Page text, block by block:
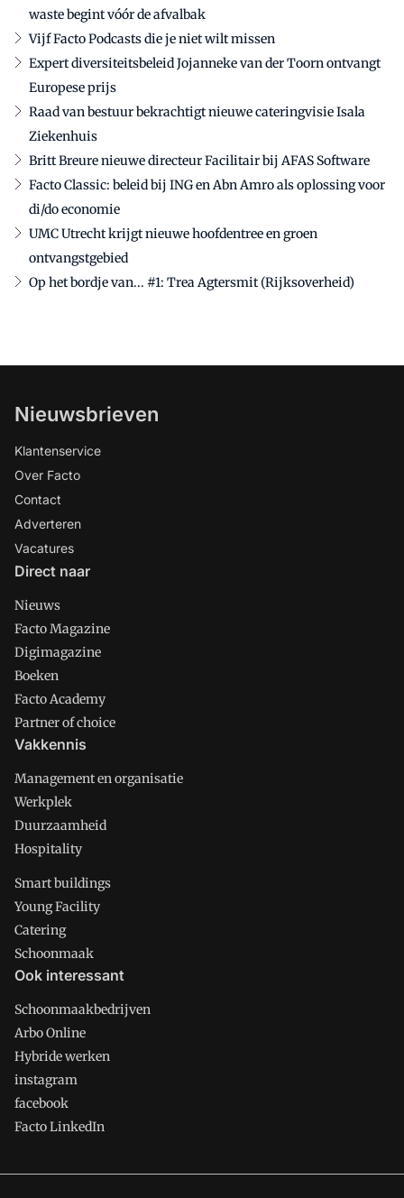
waste begint vóór de afvalbak
Vijf Facto Podcasts die je niet wilt missen
Expert diversiteitsbeleid Jojanneke van der Toorn ontvangt
Europese prijs
Raad van bestuur bekrachtigt nieuwe cateringvisie Isala
Ziekenhuis
Britt Breure nieuwe directeur Facilitair bij AFAS Software
Facto Classic: beleid bij ING en Abn Amro als oplossing voor
di/do economie
UMC Utrecht krijgt nieuwe hoofdentree en groen
ontvangstgebied
Op het bordje van... #1: Trea Agtersmit (Rijksoverheid)
Nieuwsbrieven
Klantenservice
Over Facto
Contact
Adverteren
Vacatures
Direct naar
Nieuws
Facto Magazine
Digimagazine
Boeken
Facto Academy
Partner of choice
Vakkennis
Management en organisatie
Werkplek
Duurzaamheid
Hospitality
Smart buildings
Young Facility
Catering
Schoonmaak
Ook interessant
Schoonmaakbedrijven
Arbo Online
Hybride werken
instagram
facebook
Facto LinkedIn